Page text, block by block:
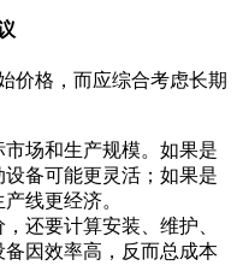
价格，而应综合考虑长期
市场和生产规模。如果是
备可能更灵活；如果是
线更经济。
还要计算安装、维护、
因效率高，反而总成本